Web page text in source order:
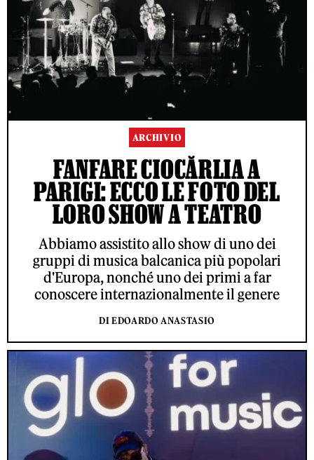
ARCHIVIO
FANFARE CIOCĂRLIA A
PARIGI: ECCO LE FOTO DEL
LORO SHOW A TEATRO
Abbiamo assistito allo show di uno dei
gruppi di musica balcanica più popolari
d'Europa, nonché uno dei primi a far
conoscere internazionalmente il genere
DI EDOARDO ANASTASIO